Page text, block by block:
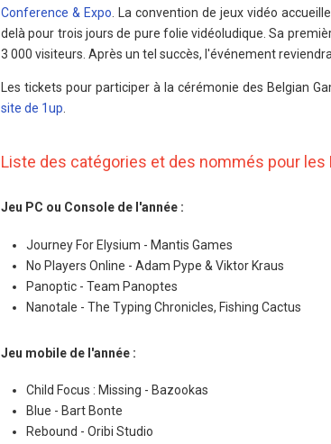
Conference & Expo . La convention de jeux vidéo
delà pour trois jours de pure folie vidéoludique. Sa
3 000 visiteurs. Après un tel succès, l'événement
Les tickets pour participer à la cérémonie des Belgian
site de 1up
Liste des catégories et des nommés pour les
Jeu PC ou Console de l'année :
Journey For Elysium - Mantis Games
No Players Online - Adam Pype & Viktor Kraus
Panoptic - Team Panoptes
Nanotale - The Typing Chronicles, Fishing Cactus
Jeu mobile de l'année :
Child Focus : Missing - Bazookas
Blue - Bart Bonte
Rebound - Oribi Studio